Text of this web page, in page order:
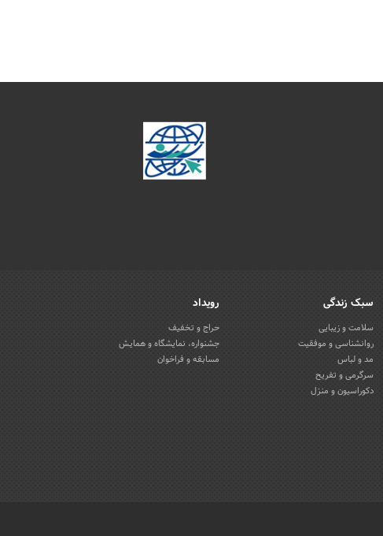
سبک زندگی
سلامت و زیبایی
روانشناسی و موفقیت
مد و لباس
سرگرمی و تفریح
دکوراسیون و منزل
رویداد
حراج و تخفیف
جشنواره، نمایشگاه و همایش
مسابقه و فراخوان